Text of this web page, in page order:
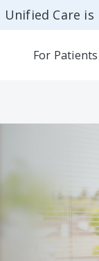
Unified Care
For Patients